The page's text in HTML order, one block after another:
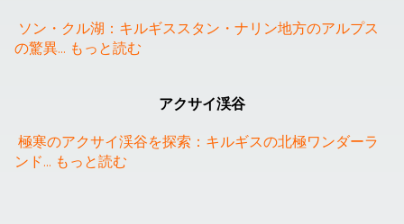
ソン・クル湖：キルギススタン・ナリン地方のアルプス
の驚異... もっと読む
アクサイ渓谷
極寒のアクサイ渓谷を探索：キルギスの北極ワンダーラ
ンド... もっと読む